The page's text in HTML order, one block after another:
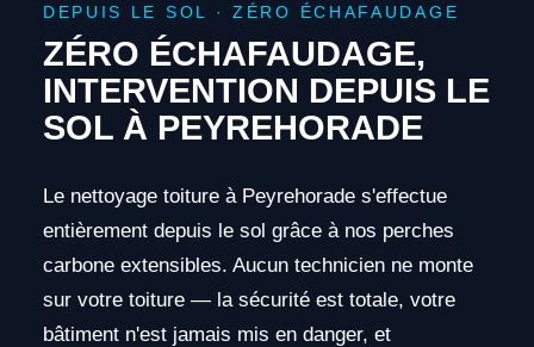
DEPUIS LE SOL · ZÉRO ÉCHAFAUDAGE
ZÉRO ÉCHAFAUDAGE,
INTERVENTION DEPUIS LE
SOL À PEYREHORADE
Le nettoyage toiture à Peyrehorade s'effectue
entièrement depuis le sol grâce à nos perches
carbone extensibles. Aucun technicien ne monte
sur votre toiture — la sécurité est totale, votre
bâtiment n'est jamais mis en danger, et